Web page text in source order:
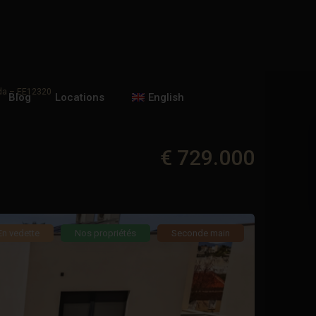
Blog Locations English
– EE12320
€ 729.000
vedette Nos propriétés Seconde main